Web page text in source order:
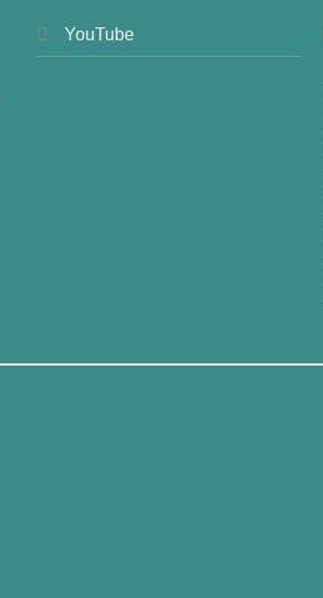
YouTube